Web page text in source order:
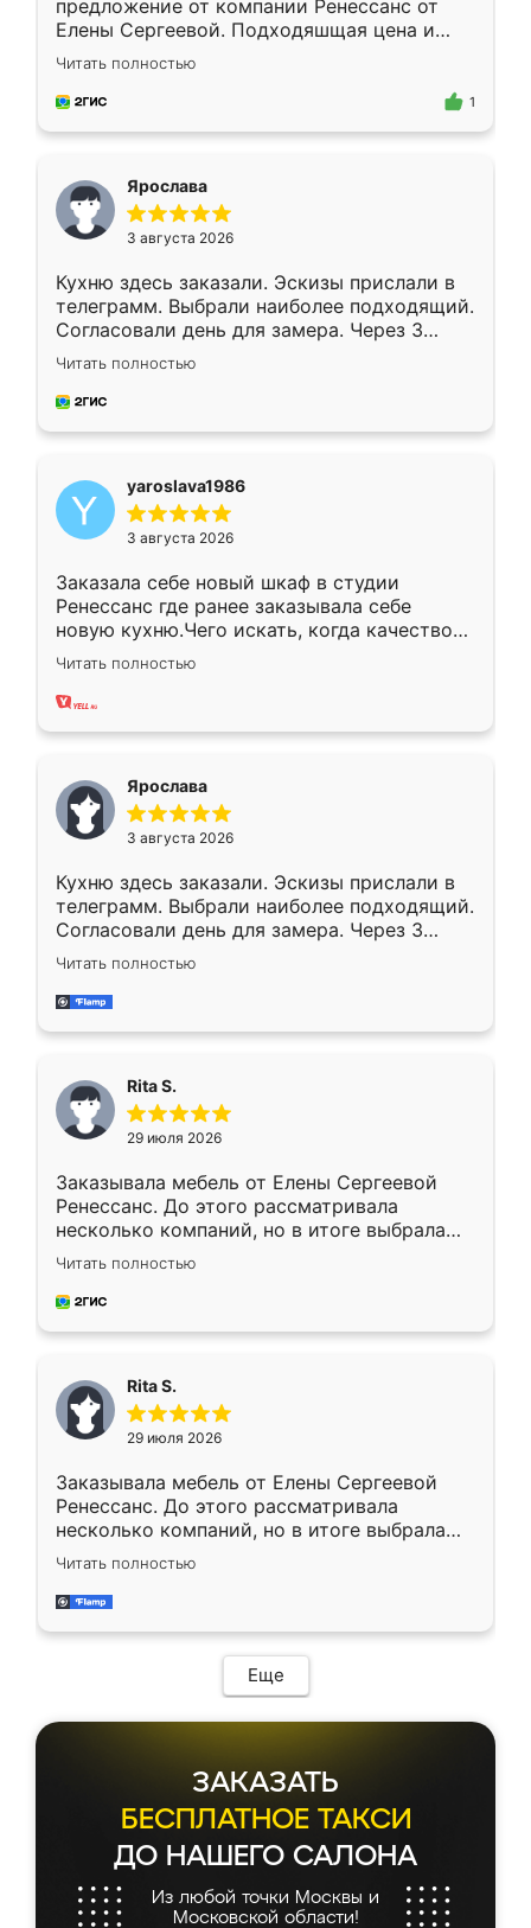
предложение от компании Ренессанс от
Елены Сергеевой. Подходяшщая цена и
короткие сроки изготовления. Приехавший
для замера сотрудник Владислав
предложил по моему эскизу самый
Читать полностью
1
Ярослава
3 августа 2026
Кухню здесь заказали. Эскизы прислали в
телеграмм. Выбрали наиболее подходящий.
Согласовали день для замера. Через 3
недели кухня была уже готова. Остались
довольны работой. Спасибо Ренессанс
мебель за качественную работу!
Читать полностью
yaroslava1986
3 августа 2026
Заказала себе новый шкаф в студии
Ренессанс где ранее заказывала себе
новую кухню.Чего искать, когда качеством
вполне довольна. Служит кухня уже почти
два года, нареканий нет.
Читать полностью
Ярослава
3 августа 2026
Кухню здесь заказали. Эскизы прислали в
телеграмм. Выбрали наиболее подходящий.
Согласовали день для замера. Через 3
недели кухня была уже готова. Остались
довольны работой. Спасибо Ренессанс
мебель за качественную работу!
Читать полностью
Rita S.
29 июля 2026
Заказывала мебель от Елены Сергеевой
Ренессанс. До этого рассматривала
несколько компаний, но в итоге выбрала
эту. Сначала обговорили условия, потом
приехал замерщик, всё спокойно объяснил
и снял размеры. Изготовили в срок, с
каких-либо доработок. Качеством осталась
довольна, все выглядит так, как и ожидала.
Читать полностью
Rita S.
29 июля 2026
Заказывала мебель от Елены Сергеевой
Ренессанс. До этого рассматривала
несколько компаний, но в итоге выбрала
эту. Сначала обговорили условия, потом
приехал замерщик, всё спокойно объяснил
и снял размеры. Изготовили в срок, с
мебель сразу встала на свое место без
каких-либо доработок. Качеством осталась
довольна, все выглядит так, как и ожидала.
Читать полностью
Еще
ЗАКАЗАТЬ
БЕСПЛАТНОЕ ТАКСИ
ДО НАШЕГО САЛОНА
Из любой точки Москвы и
Московской области!